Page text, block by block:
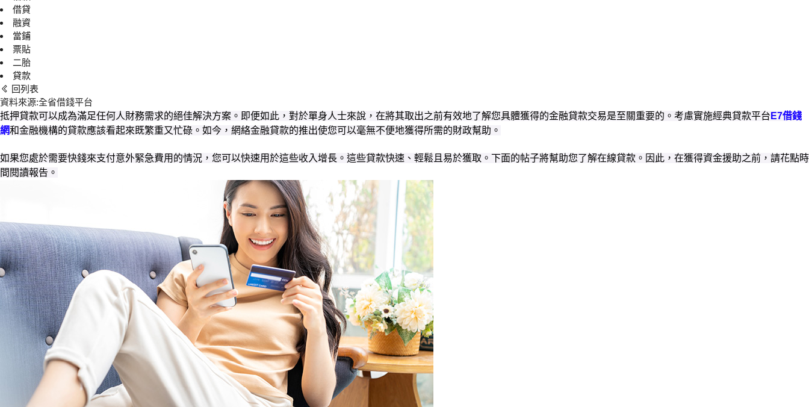
借貸
融資
當鋪
票貼
二胎
貸款
回列表
資料來源:全省借錢平台
抵押貸款可以成為滿足任何人財務需求的絕佳解決方案。即便如此，對於單身人士來說，在將其取出之前有效地了解您具體獲得的金融貸款交易是至關重要的。考慮實施經典貸款平台 E7借錢
網和金融機構的貸款應該看起來既繁重又忙碌。如今，網絡金融貸款的推出使您可以毫無不便地獲得所需的財政幫助。
如果您處於需要快錢來支付意外緊急費用的情況，您可以快速用於這些收入增長。這些貸款快速、輕鬆且易於獲取。下面的帖子將幫助您了解在線貸款。因此，在獲得資金援助之前，請花點時
間閱讀報告。